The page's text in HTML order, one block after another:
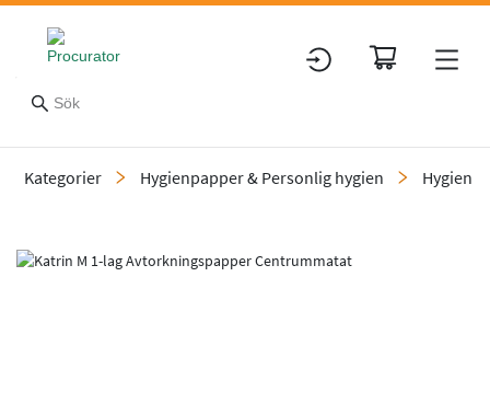
Kategorier Hygienpapper & Personlig hygien
Slide 1 of 3